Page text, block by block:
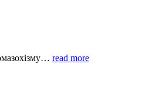
read more